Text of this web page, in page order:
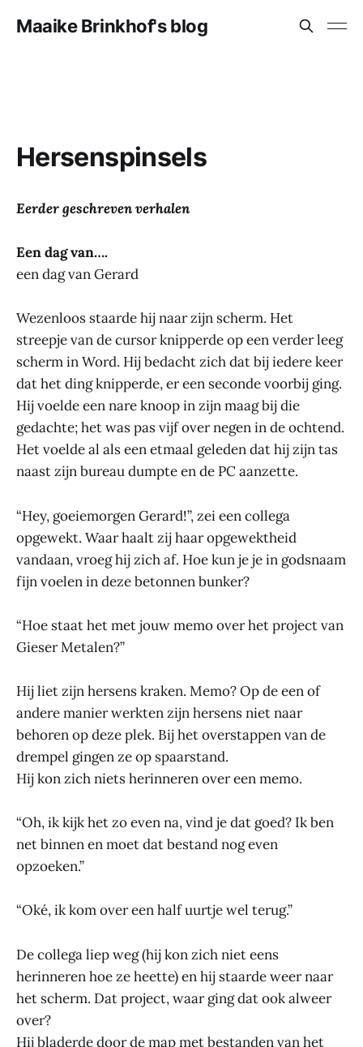
Maaike Brinkhof's blog
Hersenspinsels
Eerder geschreven verhalen
Een dag van….
een dag van Gerard
Wezenloos staarde hij naar zijn scherm. Het
streepje van de cursor knipperde op een verder leeg
scherm in Word. Hij bedacht zich dat bij iedere keer
dat het ding knipperde, er een seconde voorbij ging.
Hij voelde een nare knoop in zijn maag bij die
gedachte; het was pas vijf over negen in de ochtend.
Het voelde al als een etmaal geleden dat hij zijn tas
naast zijn bureau dumpte en de PC aanzette.
“Hey, goeiemorgen Gerard!”, zei een collega
opgewekt. Waar haalt zij haar opgewektheid
vandaan, vroeg hij zich af. Hoe kun je je in godsnaam
fijn voelen in deze betonnen bunker?
“Hoe staat het met jouw memo over het project van
Gieser Metalen?”
Hij liet zijn hersens kraken. Memo? Op de een of
andere manier werkten zijn hersens niet naar
behoren op deze plek. Bij het overstappen van de
drempel gingen ze op spaarstand.
Hij kon zich niets herinneren over een memo.
“Oh, ik kijk het zo even na, vind je dat goed? Ik ben
net binnen en moet dat bestand nog even
opzoeken.”
“Oké, ik kom over een half uurtje wel terug.”
De collega liep weg (hij kon zich niet eens
herinneren hoe ze heette) en hij staarde weer naar
het scherm. Dat project, waar ging dat ook alweer
over?
Hij bladerde door de map met bestanden van het